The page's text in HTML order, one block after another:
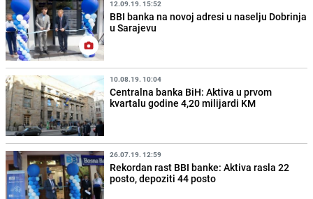
12.09.19. 15:52
BBI banka na novoj adresi u naselju Dobrinja
u Sarajevu
10.08.19. 10:04
Centralna banka BiH: Aktiva u prvom
kvartalu godine 4,20 milijardi KM
26.07.19. 12:59
Rekordan rast BBI banke: Aktiva rasla 22
posto, depoziti 44 posto